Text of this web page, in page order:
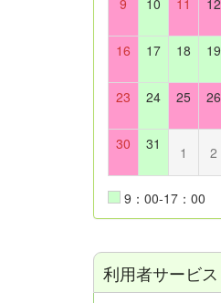
16 17 18 19
23 24 25 26
30 31 1 2
9：00-17：00
利用者サービス